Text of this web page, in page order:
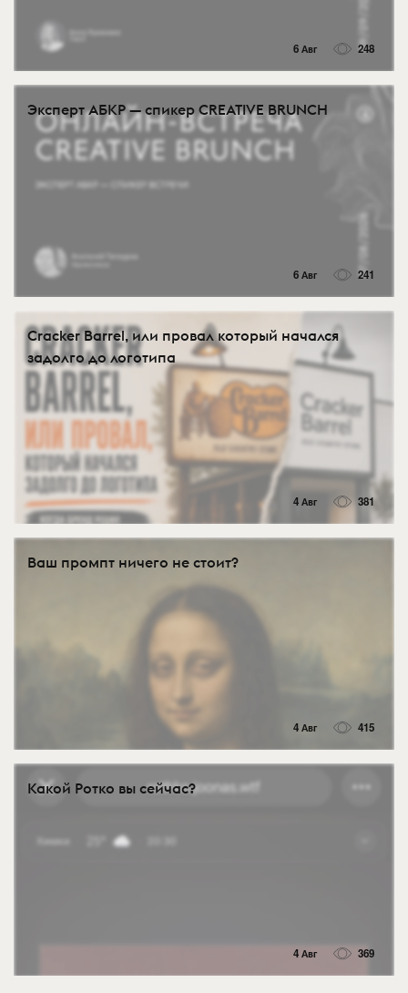
6 Авг 248
Эксперт АБКР — спикер CREATIVE BRUNCH
6 Авг 241
Cracker Barrel, или провал который начался
задолго до логотипа
4 Авг 381
Ваш промпт ничего не стоит?
4 Авг 415
Какой Ротко вы сейчас?
4 Авг 369